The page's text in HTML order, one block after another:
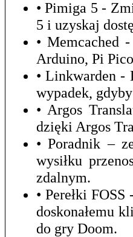
• Pimiga 5 -
5 i uzyskaj
• Memcached
Arduino, Pi
• Linkwarden -
wypadek,
• Argos
dzięki Argos
• Poradnik –
wysiłku
zdalnym.
• Perełki
doskonałemu
do gry Doom.